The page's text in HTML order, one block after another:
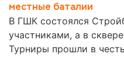
местные баталии
В ГШК состоялся
участниками, а в
Турниры прошли в